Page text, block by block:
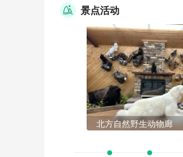
景点活动
北方自然野生动物廊